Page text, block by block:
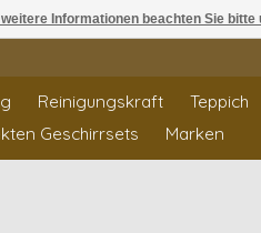
Reinigungskraft Teppich
Geschirrsets Marken
weitere Informationen beachten Sie